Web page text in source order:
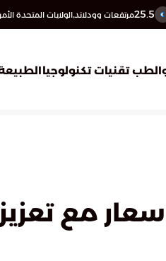
25.5مرتفعات وودلاند,الولايات المتحدة
تقنيات تكنولوجيا
مع